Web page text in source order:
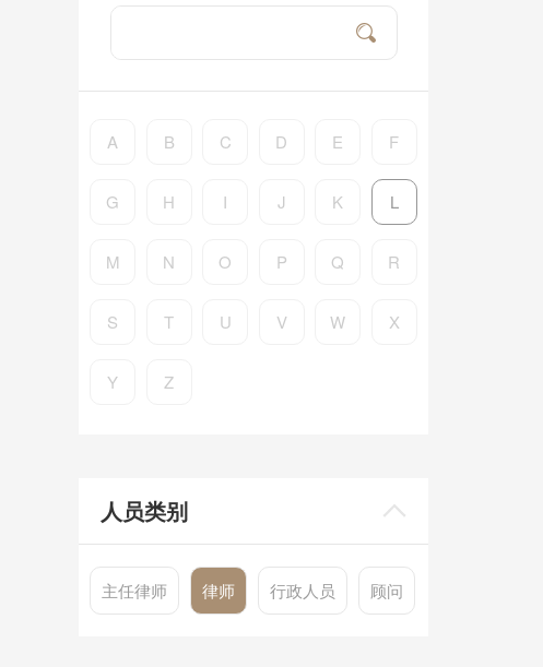
A B C D E F
G H I J K L
M N O P Q R
S T U V W X
Y Z
人员类别
主任律师 律师 行政人员 顾问